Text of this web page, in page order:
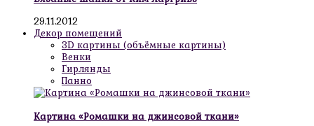
29.11.2012
Декор помещений
3D картины (объёмные картины)
Венки
Гирлянды
Панно
Картина «Ромашки на джинсовой ткани»